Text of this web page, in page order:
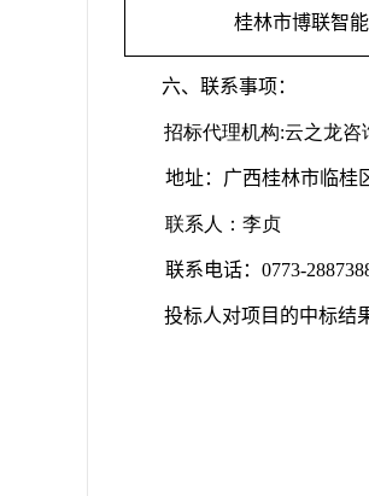
桂林市博联智
六、联系事项：
招标代理机构:云之龙咨
地址： 广西桂林市临桂
联系人：李贞
联系电话： 0773-
投标人对项目的中标结